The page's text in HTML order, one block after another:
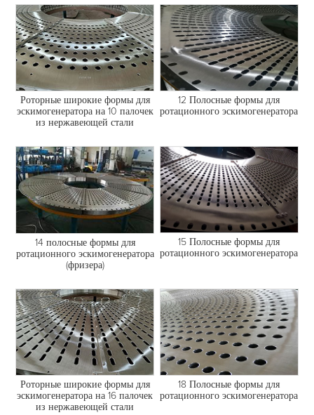
Роторные широкие формы для
эскимогенератора на 10 палочек
из нержавеющей стали
12 Полосные формы для
ротационного эскимогенератора
14 полосные формы для
ротационного эскимогенератора
(фризера)
15 Полосные формы для
ротационного эскимогенератора
Роторные широкие формы для
эскимогенератора на 16 палочек
из нержавеющей стали
18 Полосные формы для
ротационного эскимогенератора